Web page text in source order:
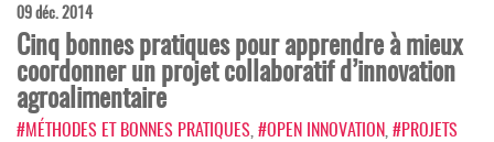
09 déc. 2014
Cinq bonnes pratiques pour apprendre à mieux
coordonner un projet collaboratif d’innovation
agroalimentaire
#MÉTHODES ET BONNES PRATIQUES #OPEN INNOVATION #PROJETS